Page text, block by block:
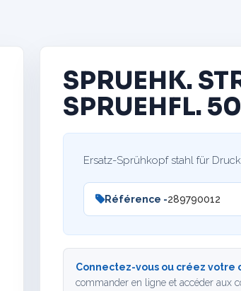
SPRUEHK.
SPRUEHFL.
Ersatz-Sprühkopf stahl für
Référence -289790012
Connectez-vous ou créez votre
commander en ligne et accéder aux